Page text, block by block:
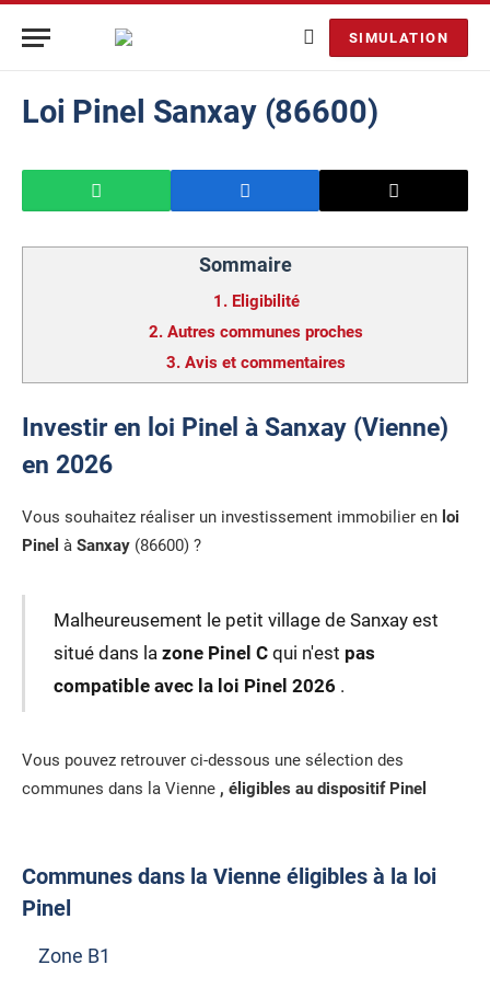
SIMULATION
Loi Pinel Sanxay (86600)
Sommaire
1. Eligibilité
2. Autres communes proches
3. Avis et commentaires
Investir en loi Pinel à Sanxay (Vienne)
en 2026
Vous souhaitez réaliser un investissement immobilier en loi
Pinel à Sanxay (86600) ?
Malheureusement le petit village de Sanxay est
situé dans la zone Pinel Cqui n'est pas
compatible avec la loi Pinel 2026 .
Vous pouvez retrouver ci-dessous une sélection des
communes dans la Vienne , éligibles au dispositif Pinel
Communes dans la Vienne éligibles à la loi
Pinel
Zone B1